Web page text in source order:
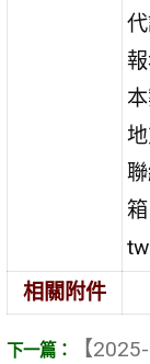
tw
相關附件
【